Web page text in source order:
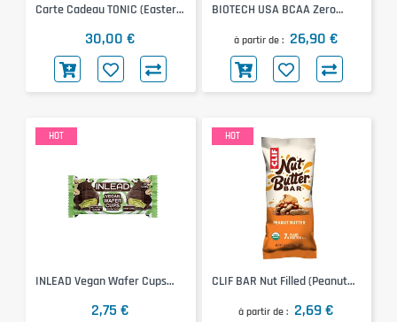
Carte Cadeau TONIC (Easter
30,00 €
BIOTECH USA BCAA Zero
à partir de 26,90 €
HOT
INLEAD Vegan Wafer Cups
2,75 €
HOT
CLIF BAR Nut Filled (Peanut
à partir de 2,69 €